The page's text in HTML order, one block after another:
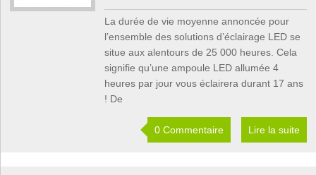
La durée de vie moyenne annoncée pour
l’ensemble des solutions d’éclairage LED se
situe aux alentours de 25 000 heures. Cela
signifie qu’une ampoule LED allumée 4
heures par jour vous éclairera durant 17 ans
! De
0 Commentaire Lire la suite